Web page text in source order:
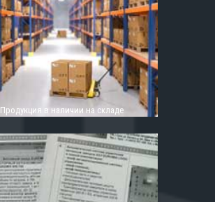
Продукция в наличии на складе